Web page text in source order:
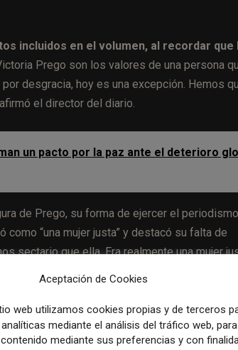
incluidos en el volumen, al recordar que
Prego son los valores de una persona
desgracia, hoy es una excepción. Hemos
el director del diario.
un pacto por la paz ante el deterioro
de Prego, su forma de ejercer el
“una mujer justa” y destacó su falta de
sectario que ella. Era realmente una mujer
la Transición y la definió como “un
parte de ese grupo de personas que
Aceptación de Cookies
web utilizamos cookies propias y de terceros
mediante el análisis del tráfico web, para
mediante sus preferencias y con